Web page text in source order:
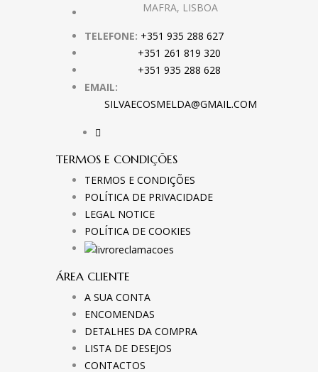
MAFRA, LISBOA
TELEFONE: +351 935 288 627
+351 261 819 320
+351 935 288 628
EMAIL:
SILVAECOSMELDA@GMAIL.COM
TERMOS E CONDIÇÕES
TERMOS E CONDIÇÕES
POLÍTICA DE PRIVACIDADE
LEGAL NOTICE
POLÍTICA DE COOKIES
ÁREA CLIENTE
A SUA CONTA
ENCOMENDAS
DETALHES DA COMPRA
LISTA DE DESEJOS
CONTACTOS